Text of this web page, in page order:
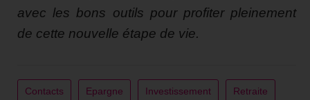
avec les bons outils pour profiter pleinement
de cette nouvelle étape de vie.
Contacts Epargne Investissement Retraite